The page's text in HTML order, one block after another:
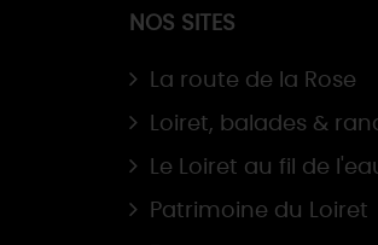
NOS SITES
La route de la Rose
Loiret, balades &
Le Loiret au fil de
Patrimoine du Loiret